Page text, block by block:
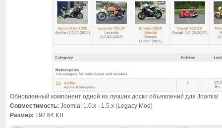
Обновленный компонент одной из лучших доски объявлений для Joomla!
Совместимость: Joomla! 1.0.x - 1.5.x (Legacy Mod)
Размер: 192.64 KB